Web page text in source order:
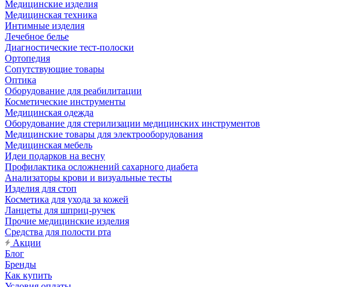
Медицинские изделия
Медицинская техника
Интимные изделия
Лечебное белье
Диагностические тест-полоски
Ортопедия
Сопутствующие товары
Оптика
Оборудование для реабилитации
Косметические инструменты
Медицинская одежда
Оборудование для стерилизации медицинских инструментов
Медицинские товары для электрооборудования
Медицинская мебель
Идеи подарков на весну
Профилактика осложнений сахарного диабета
Анализаторы крови и визуальные тесты
Изделия для стоп
Косметика для ухода за кожей
Ланцеты для шприц-ручек
Прочие медицинские изделия
Средства для полости рта
Акции
Блог
Бренды
Как купить